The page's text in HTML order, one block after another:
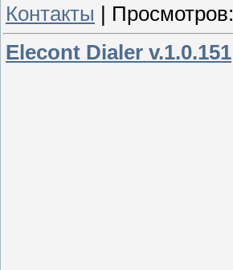
Контакты Просмотров:
Elecont Dialer v.1.0.151